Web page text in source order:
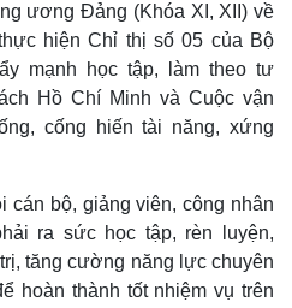
ương Đảng (Khóa XI, XII) về
hiện Chỉ thị số 05 của Bộ
mạnh học tập, làm theo tư
Hồ Chí Minh và Cuộc vận
cống hiến tài năng, xứng
cán bộ, giảng viên, công nhân
ra sức học tập, rèn luyện,
tăng cường năng lực chuyên
hoàn thành tốt nhiệm vụ trên